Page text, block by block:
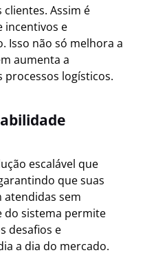
Assim é
incentivos e
Isso não só melhora a
aumenta a
processos logísticos.
escalável que
que suas
atendidas sem
do sistema permite
desafios e
a dia do mercado.